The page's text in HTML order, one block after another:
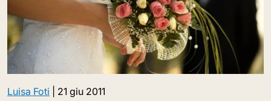
Luisa Foti 21 giu 2011